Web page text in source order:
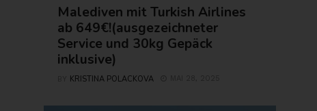
Malediven mit Turkish Airlines
ab 649€!(ausgezeichneter
Service und 30kg Gepäck
inklusive)
KRISTINA POLACKOVA